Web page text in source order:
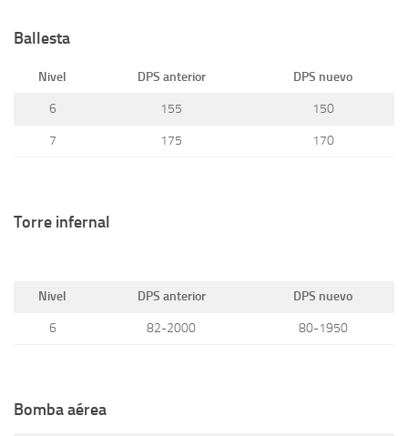
Ballesta
Nivel DPS anterior DPS nuevo
6 155 150
7 175 170
Torre infernal
Nivel DPS anterior DPS nuevo
6 82-2000 80-1950
Bomba aérea